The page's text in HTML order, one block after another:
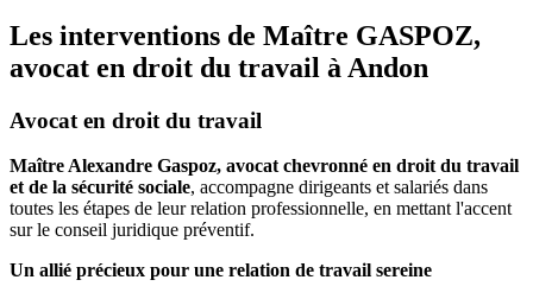
Les interventions de Maître GASPOZ,
avocat en droit du travail à Andon
Avocat en droit du travail
Maître Alexandre Gaspoz, avocat chevronné en droit du travail
et de la sécurité sociale, accompagne dirigeants et salariés dans
toutes les étapes de leur relation professionnelle, en mettant l'accent
sur le conseil juridique préventif.
Un allié précieux pour une relation de travail sereine